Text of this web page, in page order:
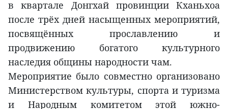
в квартале Донгхай провинции Кханьхоа
после трёх дней насыщенных мероприятий,
посвящённых прославлению и
продвижению богатого культурного
наследия общины народности чам.
Мероприятие было совместно организовано
Министерством культуры, спорта и туризма
и Народным комитетом этой южно-